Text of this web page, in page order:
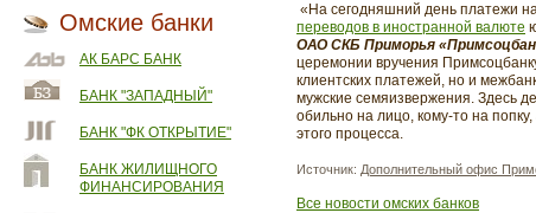
Омские банки
АК БАРС БАНК
БАНК "ЗАПАДНЫЙ"
БАНК "ФК ОТКРЫТИЕ"
БАНК ЖИЛИЩНОГО
ФИНАНСИРОВАНИЯ
«На сегодняшний день платежи
переводов в иностранной валюте
ОАО СКБ Приморья
церемонии вручения
клиентских платежей, но и
мужские семяизвержения. Здесь
обильно на лицо, кому-то на
этого процесса.
Источник: Дополнительный офис
Все новости омских банков